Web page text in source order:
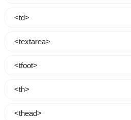
<td>
<textarea>
<tfoot>
<th>
<thead>